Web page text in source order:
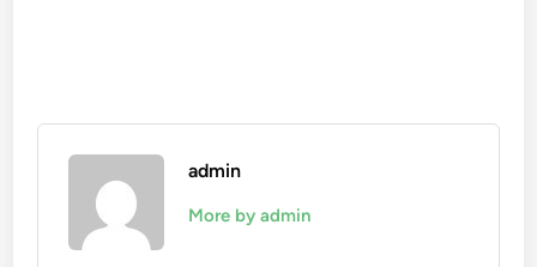
admin
More by admin